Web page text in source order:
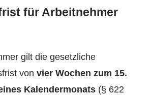
für Arbeitnehmer
gilt die gesetzliche
von vier Wochen zum 15.
Kalendermonats (§ 622